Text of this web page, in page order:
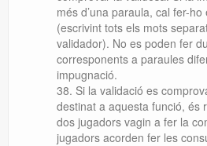
més d’una paraula, cal fer-
(escrivint tots els mots
validador). No es poden fer
corresponents a paraules
impugnació.
Si la validació es
destinat a aquesta funció, és
dos jugadors vagin a fer la
jugadors acorden fer les